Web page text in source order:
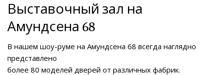
Выставочный зал на
Амундсена 68
В нашем шоу-руме на Амундсена 68 всегда наглядно
представлено
более 80 моделей дверей от различных фабрик.